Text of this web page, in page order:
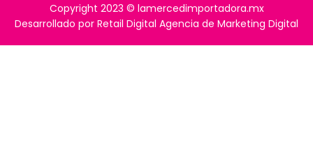
Copyright 2023 © lamercedimportadora.mx
Desarrollado por Retail Digital Agencia de Marketing Digital